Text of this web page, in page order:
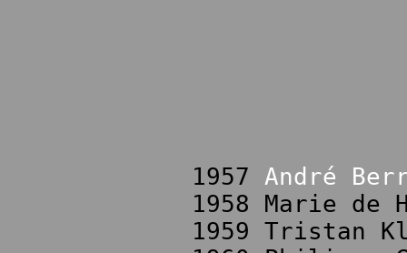
1957 André
1958 Marie de
1959 Tristan